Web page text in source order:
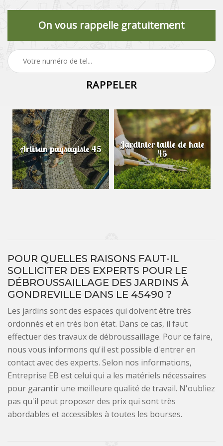
On vous rappelle gratuitement
Artisan paysagiste 45 Jardinier taille de haie
45
POUR QUELLES RAISONS FAUT-IL
SOLLICITER DES EXPERTS POUR LE
DÉBROUSSAILLAGE DES JARDINS À
GONDREVILLE DANS LE 45490 ?
Les jardins sont des espaces qui doivent être très
ordonnés et en très bon état. Dans ce cas, il faut
effectuer des travaux de débroussaillage. Pour ce faire,
nous vous informons qu'il est possible d'entrer en
contact avec des experts. Selon nos informations,
Entreprise EB est celui qui a les matériels nécessaires
pour garantir une meilleure qualité de travail. N'oubliez
pas qu'il peut proposer des prix qui sont très
abordables et accessibles à toutes les bourses.